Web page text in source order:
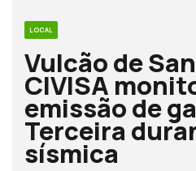
LOCAL
Vulcão de
CIVISA
emissão de
Terceira
sísmica